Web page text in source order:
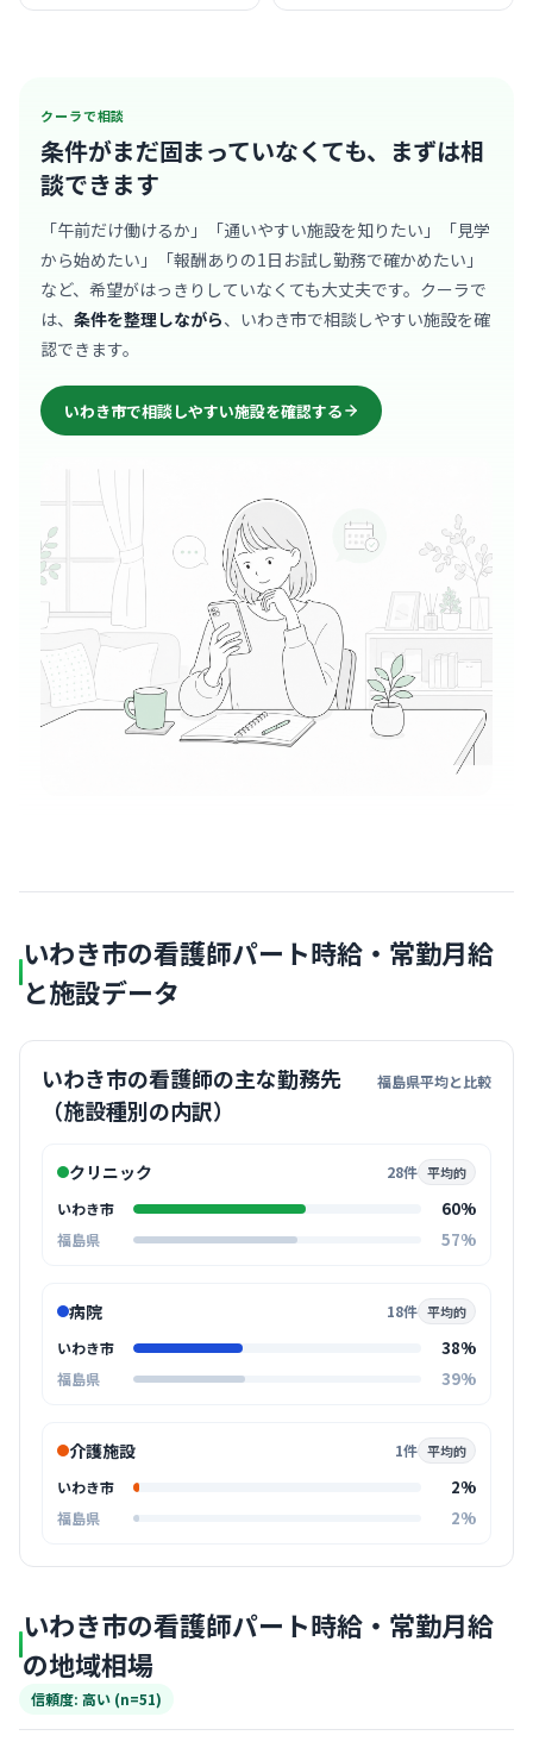
クーラで相談
条件がまだ固まっていなくても、 まずは相
談できます
「午前だけ働けるか」「通いやすい施設を知りたい」「見学
から始めたい」「報酬ありの1日お試し勤務で確かめたい」
など、希望がはっきりしていなくても大丈夫です。クーラで
は、 条件を整理しながら、いわき市で相談しやすい施設を確
認できます。
いわき市で相談しやすい施設を確認する
いわき市の看護師パート時給・常勤月給
と施設データ
いわき市の看護師の主な勤務先
（施設種別の内訳）
福島県平均と比較
クリニック 28件 平均的
いわき市 60%
福島県 57%
病院 18件 平均的
いわき市 38%
福島県 39%
介護施設 1件 平均的
いわき市 2%
福島県 2%
いわき市の看護師パート時給・常勤月給
の地域相場
信頼度: 高い (n=51)